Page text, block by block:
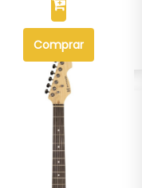
Comprar